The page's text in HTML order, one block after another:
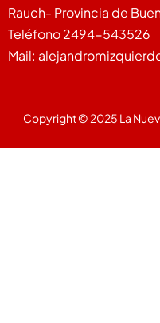
Rauch- Provincia de
Teléfono 2494-543526
Mail:
Copyright © 2025 La